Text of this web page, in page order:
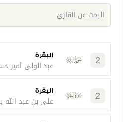
2 البقرة
عبد الولي أمير
2 البقرة
علي بن عبد الله